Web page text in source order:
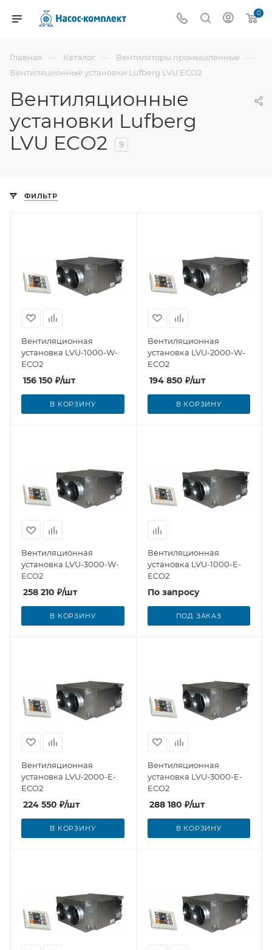
0
Главная — Каталог — Вентиляторы промышленные —
Вентиляционные установки Lufberg LVU ECO2
Вентиляционные
установки Lufberg
LVU ECO2
9
ФИЛЬТР
Вентиляционная
установка LVU-1000-W-
ECO2
156 150 ₽/шт
В КОРЗИНУ
Вентиляционная
установка LVU-2000-W-
ECO2
194 850 ₽/шт
В КОРЗИНУ
Вентиляционная
установка LVU-3000-W-
ECO2
258 210 ₽/шт
В КОРЗИНУ
Вентиляционная
установка LVU-1000-E-
ECO2
По запросу
ПОД ЗАКАЗ
Вентиляционная
установка LVU-2000-E-
ECO2
224 550 ₽/шт
В КОРЗИНУ
Вентиляционная
установка LVU-3000-E-
ECO2
288 180 ₽/шт
В КОРЗИНУ